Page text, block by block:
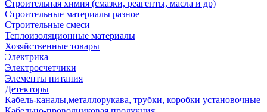
Строительная химия (смазки, реагенты, масла и др)
Строительные материалы разное
Строительные смеси
Теплоизоляционные материалы
Хозяйственные товары
Электрика
Электросчетчики
Элементы питания
Детекторы
Кабель-каналы,металлорукава, трубки, коробки установочные